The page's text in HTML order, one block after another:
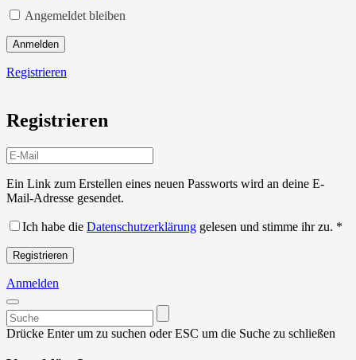
Angemeldet bleiben
Anmelden
Registrieren
Registrieren
Ein Link zum Erstellen eines neuen Passworts wird an deine E-
Mail-Adresse gesendet.
Ich habe die Datenschutzerklärung gelesen und stimme ihr zu. *
Registrieren
Anmelden
Suchen
nach:
Drücke Enter um zu suchen oder ESC um die Suche zu schließen